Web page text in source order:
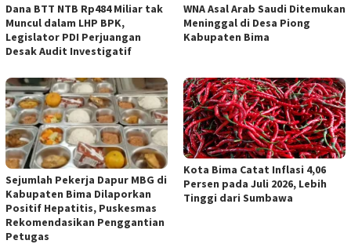
Dana BTT NTB Rp484 Miliar tak
Muncul dalam LHP BPK,
Legislator PDI Perjuangan
Desak Audit Investigatif
WNA Asal Arab Saudi Ditemukan
Meninggal di Desa Piong
Kabupaten Bima
Sejumlah Pekerja Dapur MBG di
Kabupaten Bima Dilaporkan
Positif Hepatitis, Puskesmas
Rekomendasikan Penggantian
Petugas
Kota Bima Catat Inflasi 4,06
Persen pada Juli 2026, Lebih
Tinggi dari Sumbawa